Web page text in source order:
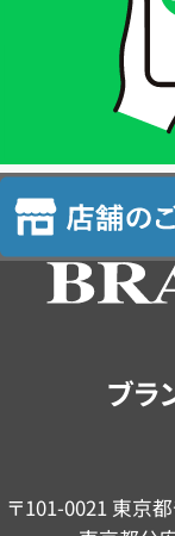
査
定
店
舗
の
ブラ
〒101-0021 東京